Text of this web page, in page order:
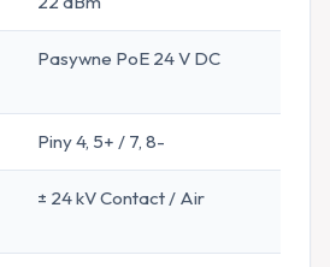
Pasywne PoE 24 V DC
Piny 4, 5+ / 7, 8-
± 24 kV Contact / Air